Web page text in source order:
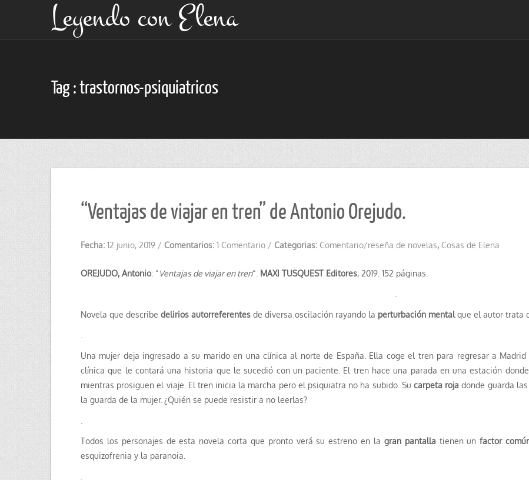
Leyendo con Elena
Tag : trastornos-psiquiatricos
“Ventajas de viajar en tren” de Antonio Orejudo.
Fecha: 12 junio, 2019 / Comentarios: 1 Comentario / Categorias: Comentario/reseña de novelas, Cosas de Elena
OREJUDO, Antonio: “Ventajas de viajar en tren“. MAXI TUSQUEST Editores, 2019. 152 páginas.
Novela que describe delirios autorreferentes de diversa oscilación rayando la perturbación mentalque el autor trata
Una mujer deja ingresado a su marido en una clínica al norte de España. Ella coge el tren para regresar a
clínica que le contará una historia que le sucedió con un paciente. El tren hace una parada en una estación
mientras prosiguen el viaje. El tren inicia la marcha pero el psiquiatra no ha subido. Su carpeta roja donde guarda
la guarda de la mujer. ¿Quién se puede resistir a no leerlas?
Todos los personajes de esta novela corta que pronto verá su estreno en la gran pantalla tienen unfactor
esquizofrenia y la paranoia.